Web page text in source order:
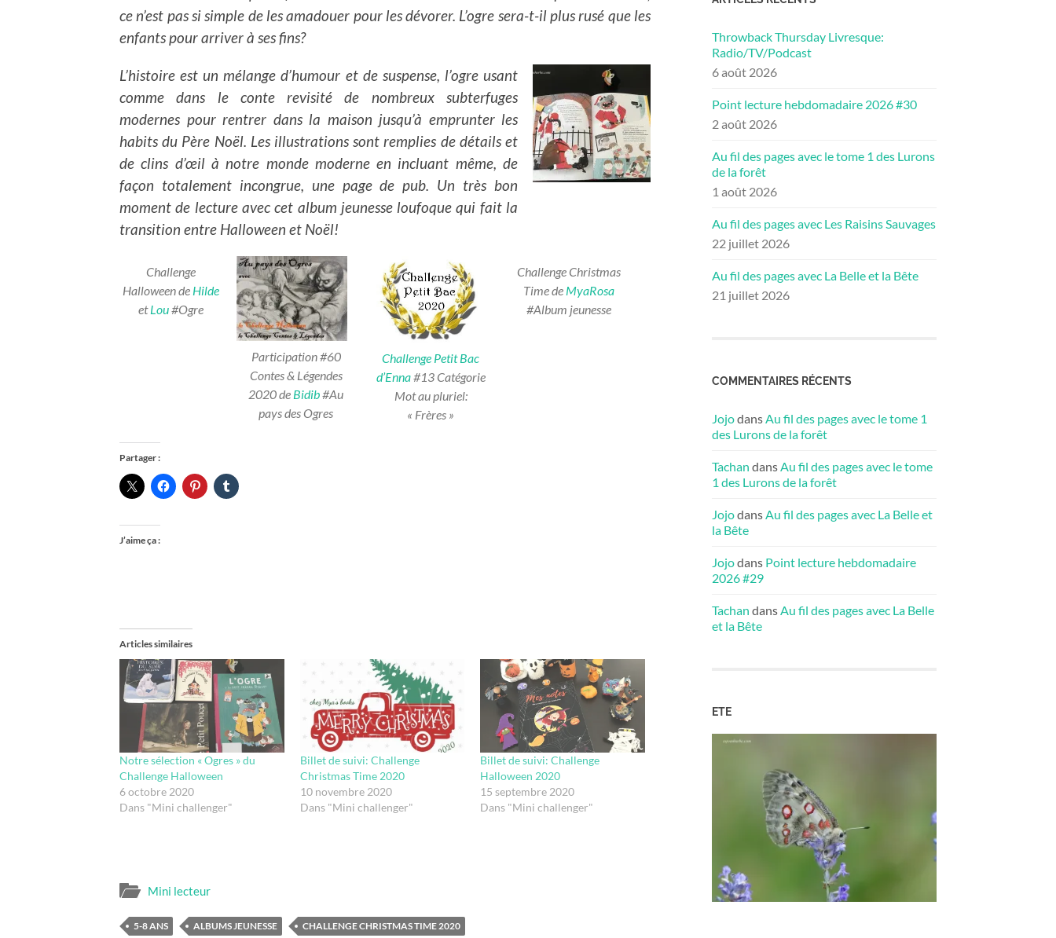
ce n’est pas si simple de les amadouer pour les dévorer. L’ogre sera-t-il plus rusé que les
enfants pour arriver à ses fins?
L’histoire est un mélange d’humour et de suspense, l’ogre usant
comme dans le conte revisité de nombreux subterfuges
modernes pour rentrer dans la maison jusqu’à emprunter les
habits du Père Noël. Les illustrations sont remplies de détails et
de clins d’œil à notre monde moderne en incluant même, de
façon totalement incongrue, une page de pub. Un très bon
moment de lecture avec cet album jeunesse loufoque qui fait la
transition entre Halloween et Noël!
Challenge
Halloween de Hilde
etLou#Ogre
Participation #60
Contes & Légendes
2020 de Bidib#Au
pays des Ogres
Challenge Petit Bac
d’Enna#13 Catégorie
Mot au pluriel:
« Frères »
Challenge Christmas
Time de MyaRosa
#Album jeunesse
Partager :
J’aime ça :
Articles similaires
Notre sélection « Ogres » du
Challenge Halloween
6 octobre 2020
Dans "Mini challenger"
Billet de suivi: Challenge
Christmas Time 2020
10 novembre 2020
Dans "Mini challenger"
Billet de suivi: Challenge
Halloween 2020
15 septembre 2020
Dans "Mini challenger"
Mini lecteur
5-8 ANS ALBUMS JEUNESSE CHALLENGE CHRISTMAS TIME 2020
Throwback Thursday Livresque:
Radio/TV/Podcast
6 août 2026
Point lecture hebdomadaire 2026 #30
2 août 2026
Au fil des pages avec le tome 1 des Lurons
de la forêt
1 août 2026
Au fil des pages avec Les Raisins Sauvages
22 juillet 2026
Au fil des pages avec La Belle et la Bête
21 juillet 2026
COMMENTAIRES RÉCENTS
JojodansAu fil des pages avec le tome 1
des Lurons de la forêt
Tachan dansAu fil des pages avec le tome
1 des Lurons de la forêt
JojodansAu fil des pages avec La Belle et
la Bête
Jojodans Point lecture hebdomadaire
2026 #29
Tachan dansAu fil des pages avec La Belle
et la Bête
ETE